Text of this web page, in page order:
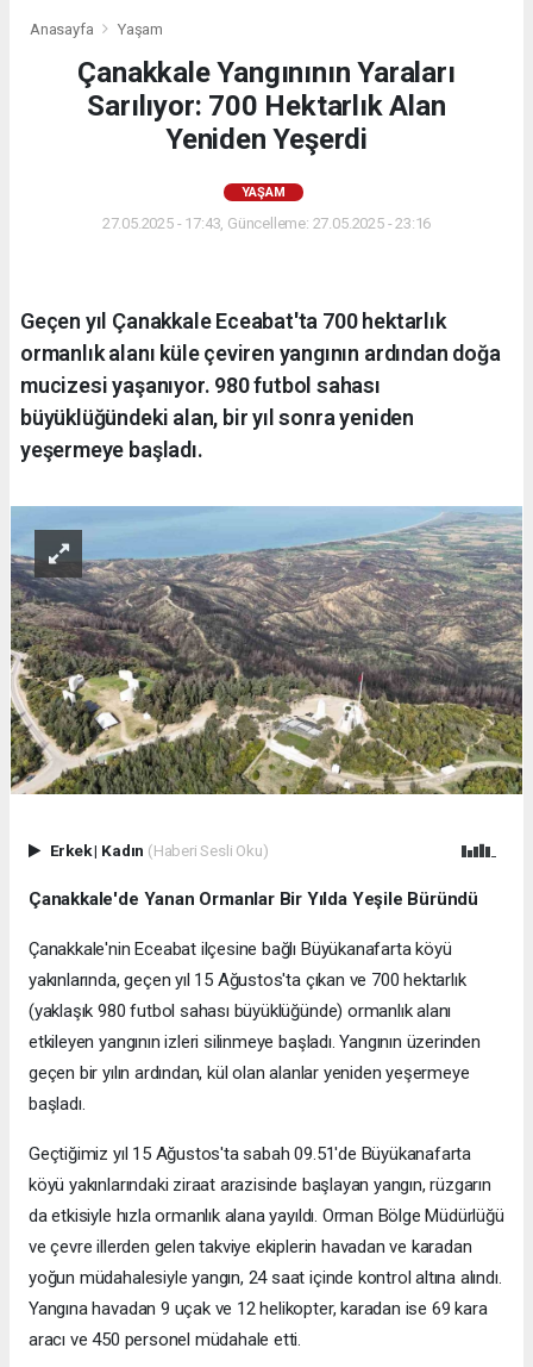
Anasayfa Yaşam
Çanakkale Yangınının Yaraları
Sarılıyor: 700 Hektarlık Alan
Yeniden Yeşerdi
YAŞAM
27.05.2025 - 17:43, Güncelleme: 27.05.2025 - 23:16
Geçen yıl Çanakkale Eceabat'ta 700 hektarlık
ormanlık alanı küle çeviren yangının ardından doğa
mucizesi yaşanıyor. 980 futbol sahası
büyüklüğündeki alan, bir yıl sonra yeniden
yeşermeye başladı.
Erkek| Kadın (Haberi Sesli Oku)
Çanakkale'de Yanan Ormanlar Bir Yılda Yeşile Büründü
Çanakkale'nin Eceabat ilçesine bağlı Büyükanafarta köyü
yakınlarında, geçen yıl 15 Ağustos'ta çıkan ve 700 hektarlık
(yaklaşık 980 futbol sahası büyüklüğünde) ormanlık alanı
etkileyen yangının izleri silinmeye başladı. Yangının üzerinden
geçen bir yılın ardından, kül olan alanlar yeniden yeşermeye
başladı.
Geçtiğimiz yıl 15 Ağustos'ta sabah 09.51'de Büyükanafarta
köyü yakınlarındaki ziraat arazisinde başlayan yangın, rüzgarın
da etkisiyle hızla ormanlık alana yayıldı. Orman Bölge Müdürlüğü
ve çevre illerden gelen takviye ekiplerin havadan ve karadan
yoğun müdahalesiyle yangın, 24 saat içinde kontrol altına alındı.
Yangına havadan 9 uçak ve 12 helikopter, karadan ise 69 kara
aracı ve 450 personel müdahale etti.